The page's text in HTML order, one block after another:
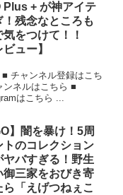
Plus + が神アイテ
残念なところも
をつけて！！
ュー】
チャンネル登録はこち
ンネルはこちら ■
はこちら ...
】闇を暴け！5周
トのコレクション
バすぎる！野生
御三家をおびき寄
「えげつねぇこ